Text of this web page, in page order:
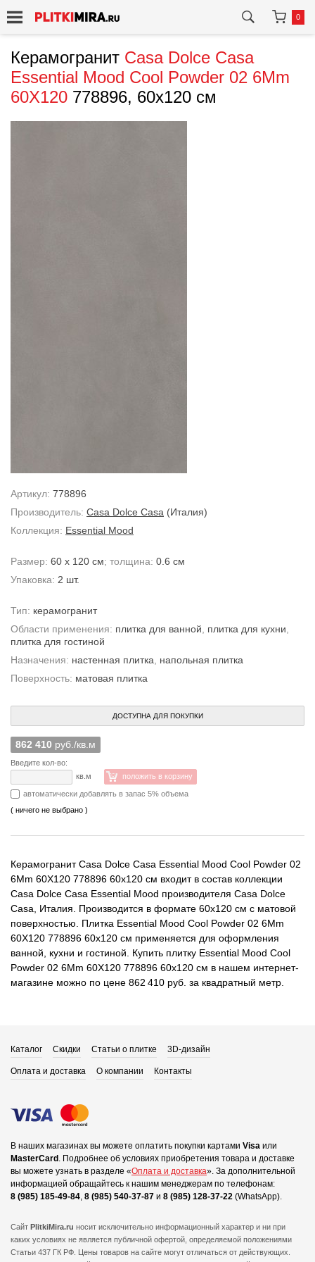
0
Керамогранит Casa Dolce Casa
Essential Mood Cool Powder 02 6Mm
60X120 778896, 60x120 см
Артикул: 778896
Производитель: Casa Dolce Casa (Италия)
Коллекция: Essential Mood
Размер: 60 x 120 см; толщина: 0.6 см
Упаковка: 2 шт.
Тип: керамогранит
Области применения: плитка для ванной плитка для кухни
плитка для гостиной
Назначения: настенная плитка
напольная плитка
Поверхность: матовая плитка
ДОСТУПНА ДЛЯ ПОКУПКИ
862 410 руб./кв.м
Введите кол-во:
кв.м
положить в корзину
автоматически добавлять в запас 5% объема
( ничего не выбрано )
Керамогранит Casa Dolce Casa Essential Mood Cool Powder 02
6Mm 60X120 778896 60x120 см входит в состав коллекции
Casa Dolce Casa Essential Mood производителя Casa Dolce
Casa, Италия. Производится в формате 60x120 см с матовой
поверхностью. Плитка Essential Mood Cool Powder 02 6Mm
60X120 778896 60x120 см применяется для оформления
ванной, кухни и гостиной. Купить плитку Essential Mood Cool
Powder 02 6Mm 60X120 778896 60x120 см в нашем интернет-
магазине можно по цене 862 410 руб. за квадратный метр.
Каталог Скидки Статьи о плитке 3D-дизайн
Оплата и доставка О компании Контакты
В наших магазинах вы можете оплатить покупки картами Visa или
MasterCard . Подробнее об условиях приобретения товара и доставке
вы можете узнать в разделе «Оплата и доставка». За дополнительной
информацией обращайтесь к нашим менеджерам по телефонам:
8 (985) 185-49-84, 8 (985) 540-37-87 и 8 (985) 128-37-22 (WhatsApp).
Сайт PlitkiMira.ru носит исключительно информационный характер и ни при
каких условиях не является публичной офертой, определяемой положениями
Статьи 437 ГК РФ. Цены товаров на сайте могут отличаться от действующих.